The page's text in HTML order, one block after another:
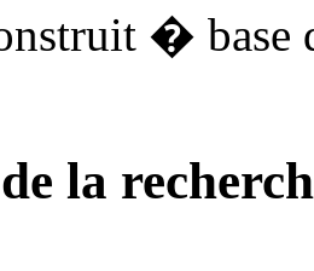
� base
la